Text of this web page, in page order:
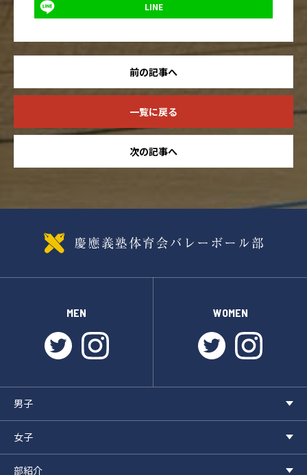
LINE
前の記事へ
一覧に戻る
次の記事へ
MEN
twitterinstagram
WOMEN
twitter
男子
女子
部紹介